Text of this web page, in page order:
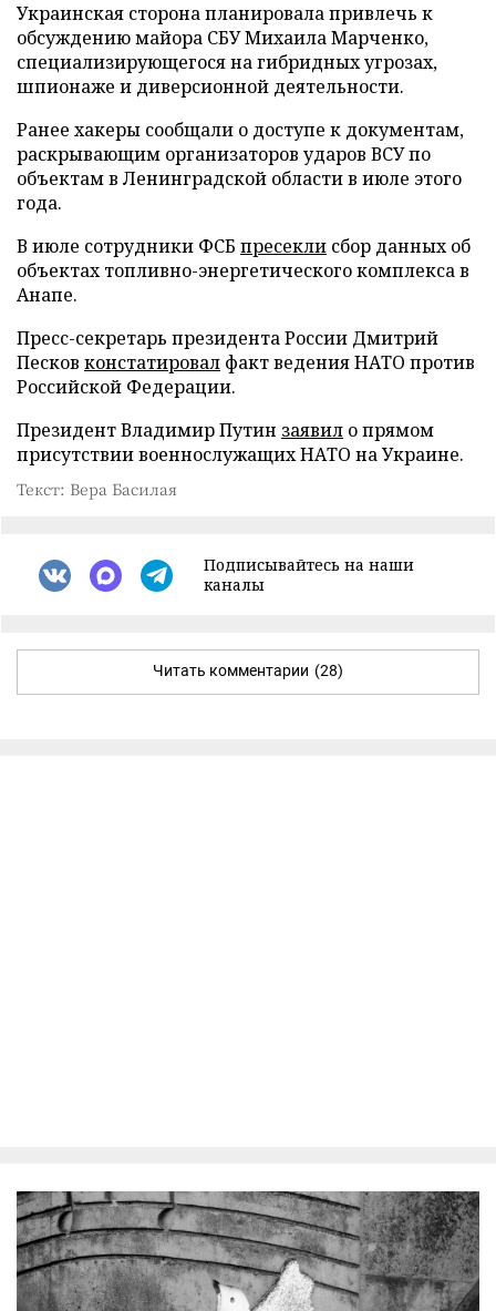
Украинская сторона планировала привлечь к
обсуждению майора СБУ Михаила Марченко,
специализирующегося на гибридных угрозах,
шпионаже и диверсионной деятельности.
Ранее хакеры сообщали о доступе к документам,
раскрывающим организаторов ударов ВСУ по
объектам в Ленинградской области в июле этого
года.
В июле сотрудники ФСБ пресекли сбор данных об
объектах топливно-энергетического комплекса в
Анапе.
Пресс-секретарь президента России Дмитрий
Песков констатировал факт ведения НАТО против
Российской Федерации.
Президент Владимир Путин заявил о прямом
присутствии военнослужащих НАТО на Украине.
Текст: Вера Басилая
Подписывайтесь на наши
каналы
Читать комментарии (28)